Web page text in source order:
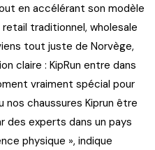
en accélérant son modèle
traditionnel, wholesale
tout juste de Norvège,
claire : KipRun entre dans
vraiment spécial pour
nos chaussures Kiprun être
des experts dans un pays
physique », indique